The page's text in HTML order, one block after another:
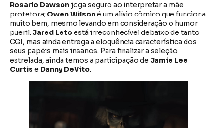
Rosario Dawson joga seguro ao interpretar a mãe
protetora; Owen Wilsoné um alívio cômico que funciona
muito bem, mesmo levando em consideração o humor
pueril. Jared Letoestá irreconhecível debaixo de tanto
CGI, mas ainda entrega a eloquência característica dos
seus papéis mais insanos. Para finalizar a seleção
estrelada, ainda temos a participação de Jamie Lee
Curtis e Danny DeVito.